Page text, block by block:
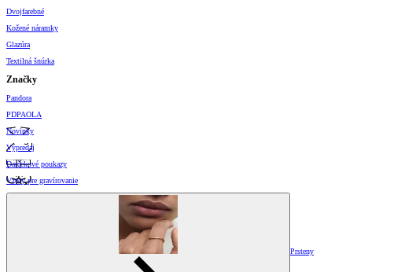
Dvojfarebné
Kožené náramky
Glazúra
Textilná šnúrka
Značky
Pandora
PDPAOLA
Novinky
Výpredaj
Darčekové poukazy
Vzory pre gravírovanie
Prsteny